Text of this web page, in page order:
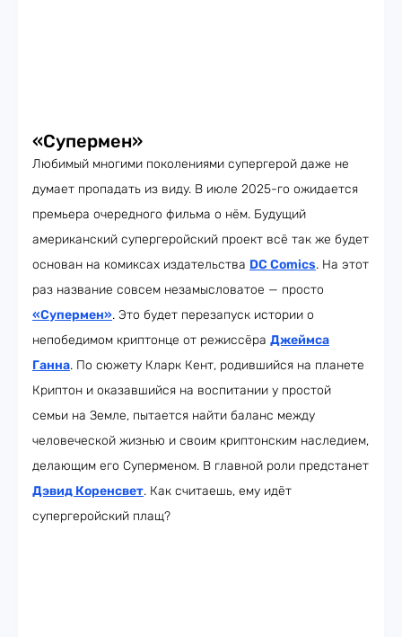
«Супермен»
Любимый многими поколениями супергерой даже не
думает пропадать из виду. В июле 2025-го ожидается
премьера очередного фильма о нём. Будущий
американский супергеройский проект всё так же будет
основан на комиксах издательства DC Comics. На этот
раз название совсем незамысловатое — просто
«Супермен». Это будет перезапуск истории о
непобедимом криптонце от режиссёра Джеймса
Ганна. По сюжету Кларк Кент, родившийся на планете
Криптон и оказавшийся на воспитании у простой
семьи на Земле, пытается найти баланс между
человеческой жизнью и своим криптонским наследием,
делающим его Суперменом. В главной роли предстанет
Дэвид Коренсвет. Как считаешь, ему идёт
супергеройский плащ?